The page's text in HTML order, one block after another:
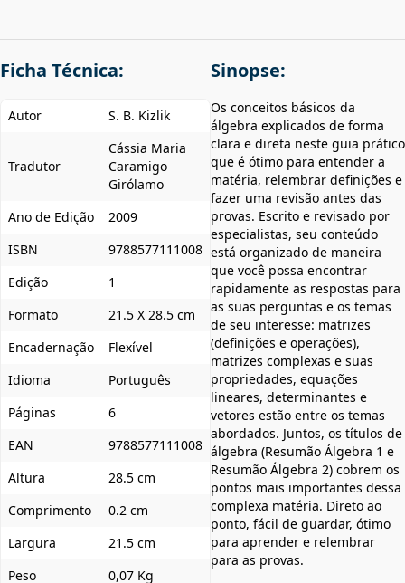
Ficha Técnica:
Autor S. B. Kizlik
Tradutor
Cássia Maria
Caramigo
Girólamo
Ano de Edição
2009
ISBN
9788577111008
Edição
1
Formato
21.5 X 28.5 cm
Encadernação
Flexível
Idioma
Português
Páginas
6
EAN
9788577111008
Altura
28.5 cm
Comprimento
0.2 cm
Largura
21.5 cm
Peso
0,07 Kg
Sinopse:
Os conceitos básicos da
álgebra explicados de forma
clara e direta neste guia prático
que é ótimo para entender a
matéria, relembrar definições e
fazer uma revisão antes das
provas. Escrito e revisado por
especialistas, seu conteúdo
está organizado de maneira
que você possa encontrar
rapidamente as respostas para
as suas perguntas e os temas
de seu interesse: matrizes
(definições e operações),
matrizes complexas e suas
propriedades, equações
lineares, determinantes e
vetores estão entre os temas
abordados. Juntos, os títulos de
álgebra (Resumão Álgebra 1 e
Resumão Álgebra 2) cobrem os
pontos mais importantes dessa
complexa matéria. Direto ao
ponto, fácil de guardar, ótimo
para aprender e relembrar
para as provas.